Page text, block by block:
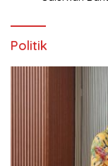
Politik